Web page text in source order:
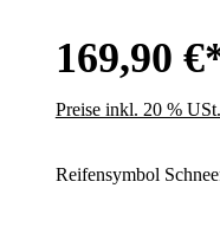
169,90
Preise inkl. 20 %
Reifensymbol